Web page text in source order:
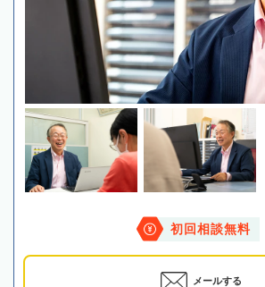
初回相談無料
メールする